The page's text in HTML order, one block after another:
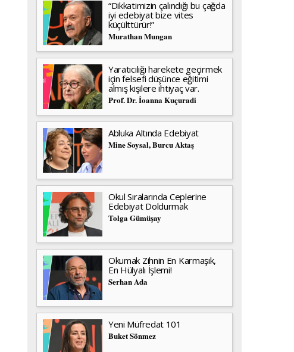
“Dikkatimizin çalındığı bu çağda
iyi edebiyat bize vites
küçülttürür!”
Murathan Mungan
Yaratıcılığı harekete geçirmek
için felsefi düşünce eğitimi
almış kişilere ihtiyaç var.
Prof. Dr. İoanna Kuçuradi
Abluka Altında Edebiyat
Mine Soysal, Burcu Aktaş
Okul Sıralarında Ceplerine
Edebiyat Doldurmak
Tolga Gümüşay
Okumak Zihnin En Karmaşık,
En Hülyalı İşlemi!
Serhan Ada
Yeni Müfredat 101
Buket Sönmez